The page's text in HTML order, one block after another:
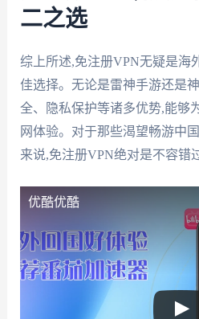
二之选
综上所述,免注册VPN无疑是海
佳选择。无论是雷神手游还是
全、隐私保护等诸多优势,能够
网体验。对于那些渴望畅游中
来说,免注册VPN绝对是不容错
优酷优酷